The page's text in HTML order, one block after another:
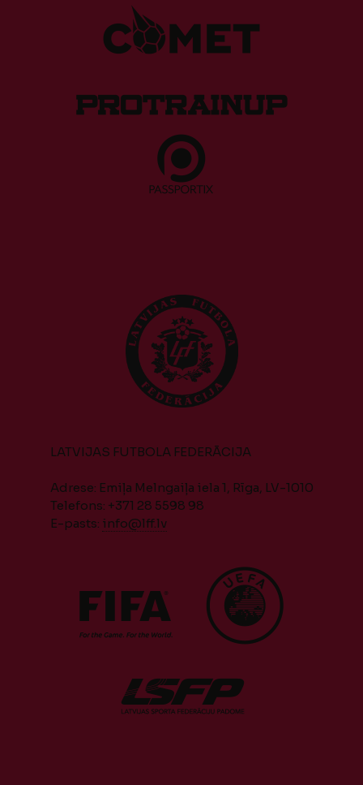
LATVIJAS FUTBOLA FEDERĀCIJA
Adrese: Emiļa Melngaiļa iela 1, Rīga, LV-1010
Telefons: +371 28 5598 98
E-pasts: info@lff.lv